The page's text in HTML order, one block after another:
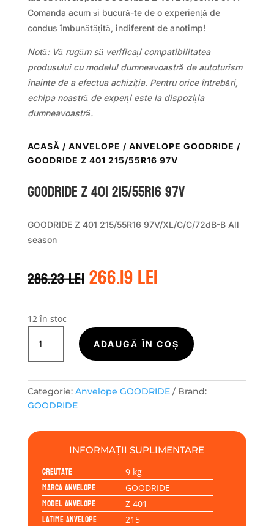
Comanda acum și bucură-te de o experiență de
condus îmbunătățită, indiferent de anotimp!
Notă: Vă rugăm să verificați compatibilitatea
produsului cu modelul dumneavoastră de autoturism
înainte de a efectua achiziția. Pentru orice întrebări,
echipa noastră de experți este la dispoziția
dumneavoastră.
ACASĂ / ANVELOPE / ANVELOPE GOODRIDE /
GOODRIDE Z 401 215/55R16 97V
GOODRIDE Z 401 215/55R16 97V
GOODRIDE Z 401 215/55R16 97V/XL/C/C/72dB-B All
season
286.23leiPrețul
inițial
286.23 lei.
266.19leiPrețul
curent
12 în stoc
Cantitate
GOODRIDE
Z
215/55R16
97V
ADAUGĂ ÎN COȘ
Categorie: Anvelope GOODRIDE
Brand:
GOODRIDE
INFORMAȚII SUPLIMENTARE
Greutate 9 kg
Marca anvelope GOODRIDE
Model anvelope Z 401
Latime anvelope 215